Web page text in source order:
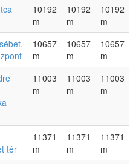
10192
m
10192
m
10192
m
10657
m
10657
m
10657
m
11003
m
11003
m
11003
m
tér
11371
m
11371
m
11371
m